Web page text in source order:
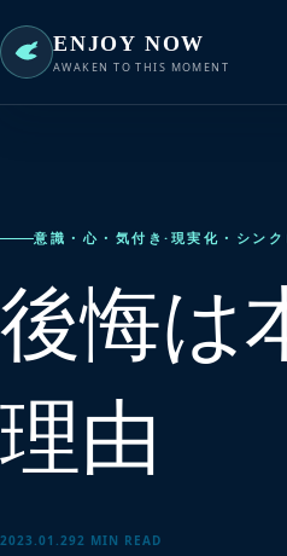
ENJOY NOW
AWAKEN TO THIS MOMENT
意識・心・気付き· 現実化・シンク
後悔は
理由
2023.01.292 MIN READ